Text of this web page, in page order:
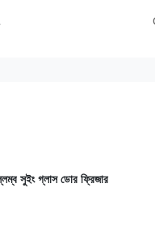
সুইং গ্লাস ডোর ফ্রিজার